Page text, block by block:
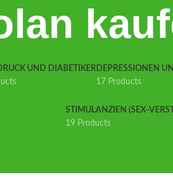
UND DIABETIKER DEPRESSIONEN
17 Products
STIMULANZIEN (SEX-
19 Products